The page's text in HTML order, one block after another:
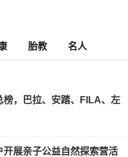
胎教 名人
榜，巴拉、安踏、FILA、左
开展亲子公益自然探索营活